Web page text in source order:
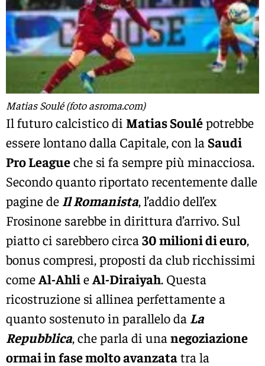
Matias Soulé (foto asroma.com)
Il futuro calcistico di Matias Soulépotrebbe
essere lontano dalla Capitale, con la Saudi
Pro Leagueche si fa sempre più minacciosa.
Secondo quanto riportato recentemente dalle
pagine de Il Romanista, l’addio dell’ex
Frosinone sarebbe in dirittura d’arrivo. Sul
piatto ci sarebbero circa 30 milioni di euro,
bonus compresi, proposti da club ricchissimi
comeAl-AhlieAl-Diraiyah. Questa
ricostruzione si allinea perfettamente a
quanto sostenuto in parallelo da La
Repubblica, che parla di una negoziazione
ormai in fase molto avanzatatra la